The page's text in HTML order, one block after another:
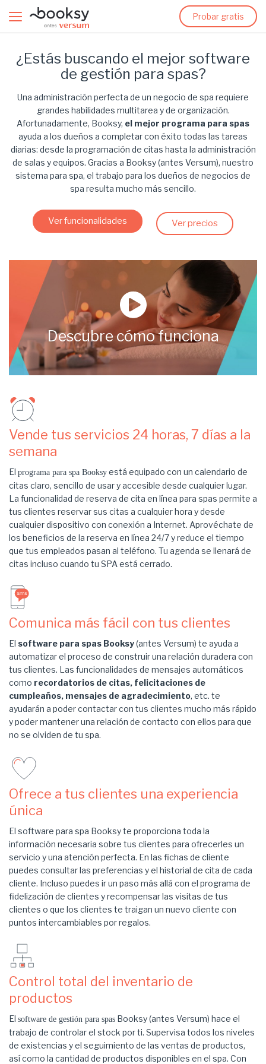
Probar gratis
¿Estás buscando el mejor software
de gestión para spas?
Una administración perfecta de un negocio de spa requiere
grandes habilidades multitarea y de organización.
Afortunadamente, Booksy, el mejor programa para spas
ayuda a los dueños a completar con éxito todas las tareas
diarias: desde la programación de citas hasta la administración
de salas y equipos. Gracias a Booksy (antes Versum), nuestro
sistema para spa, el trabajo para los dueños de negocios de
spa resulta mucho más sencillo.
Ver funcionalidades Ver precios
Descubre cómo funciona
Vende tus servicios 24 horas, 7 días a la
semana
El programa para spa Booksy está equipado con un calendario de
citas claro, sencillo de usar y accesible desde cualquier lugar.
La funcionalidad de reserva de cita en línea para spas permite a
tus clientes reservar sus citas a cualquier hora y desde
cualquier dispositivo con conexión a Internet. Aprovéchate de
los beneficios de la reserva en línea 24/7 y reduce el tiempo
que tus empleados pasan al teléfono. Tu agenda se llenará de
citas incluso cuando tu SPA está cerrado.
Comunica más fácil con tus clientes
El software para spas Booksy(antes Versum) te ayuda a
automatizar el proceso de construir una relación duradera con
tus clientes. Las funcionalidades de mensajes automáticos
como recordatorios de citas, felicitaciones de
cumpleaños, mensajes de agradecimiento, etc. te
ayudarán a poder contactar con tus clientes mucho más rápido
y poder mantener una relación de contacto con ellos para que
no se olviden de tu spa.
Ofrece a tus clientes una experiencia
única
El software para spa Booksy te proporciona toda la
información necesaria sobre tus clientes para ofrecerles un
servicio y una atención perfecta. En las fichas de cliente
puedes consultar las preferencias y el historial de cita de cada
cliente. Incluso puedes ir un paso más allá con el programa de
fidelización de clientes y recompensar las visitas de tus
clientes o que los clientes te traigan un nuevo cliente con
puntos intercambiables por regalos.
Control total del inventario de
productos
El software de gestión para spas Booksy (antes Versum) hace el
trabajo de controlar el stock por ti. Supervisa todos los niveles
de existencias y el seguimiento de las ventas de productos,
así como la cantidad de productos disponibles en el spa. Con